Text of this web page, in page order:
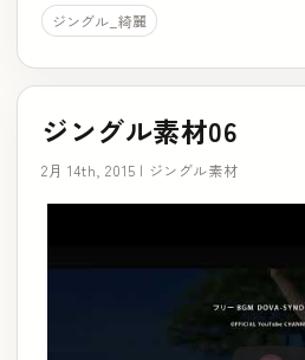
ジングル_綺麗
ジングル素材06
2月 14th, 2015 | ジングル素材